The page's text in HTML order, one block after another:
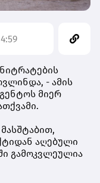
- ამის
მიერ
აღებული
გამოკვლეულია